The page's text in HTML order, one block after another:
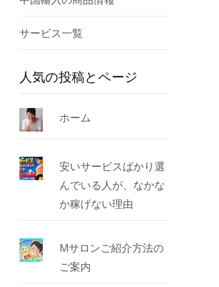
サービス一覧
人気の投稿とページ
ホーム
安いサービスばかり選
んでいる人が、なかな
か稼げない理由
Mサロンご紹介方法の
ご案内